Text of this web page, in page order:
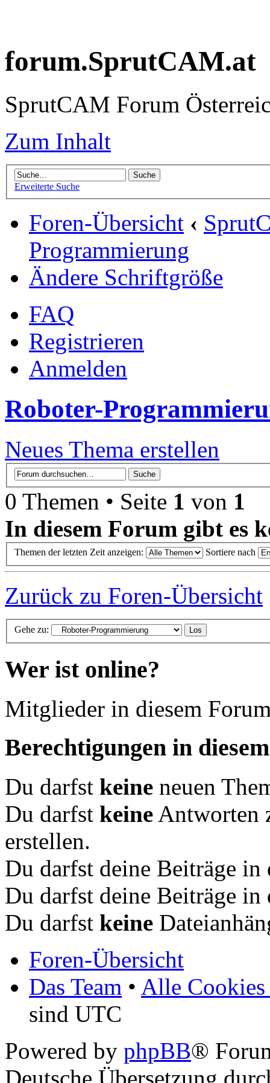
forum.SprutCAM.at
SprutCAM Forum
Zum Inhalt
Erweiterte Suche
Foren-Übersicht ‹
Programmierung
Ändere Schriftgröße
FAQ
Registrieren
Anmelden
Roboter-
Neues Thema erstellen
0 Themen • Seite 1 von 1
In diesem Forum gibt es
Themen der letzten Zeit anzeigen: Sortiere nach
Zurück zu Foren-Übersicht
Gehe zu:
Wer ist online?
Mitglieder in diesem
Berechtigungen in
Du darfst keine neuen
Du darfst keine Antworten
erstellen.
Du darfst deine Beiträge
Du darfst deine Beiträge
Du darfst keine
Foren-Übersicht
Das Team • Alle Cookies
sind UTC
Powered by phpBB®